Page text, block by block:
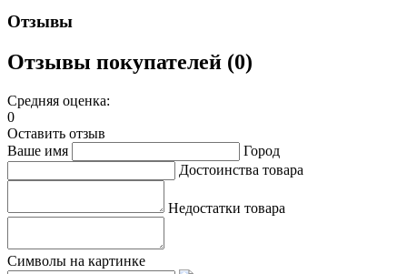
Отзывы
Отзывы покупателей (0)
Средняя оценка:
0
Оставить отзыв
Ваше имя
Город
Достоинства товара
Недостатки товара
Символы на картинке